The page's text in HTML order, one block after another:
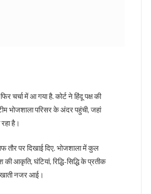
चर्चा में आ गया है. कोर्ट ने हिंदू पक्ष की
भोजशाला परिसर के अंदर पहुंची, जहां
है।
तौर पर दिखाई दिए. भोजशाला में कुल
आकृति, घंटियां, रिद्धि-सिद्धि के प्रतीक
खाती नजर आई।